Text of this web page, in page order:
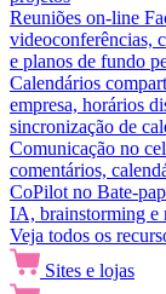
Reuniões on-line
videoconferências,
e planos de fundo
Calendários
empresa, horários
sincronização de
Comunicação no
comentários,
CoPilot no Bate-
IA, brainstorming e
Veja todos os
Sites e lojas